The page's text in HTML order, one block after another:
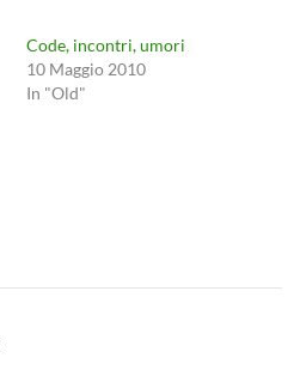
Code, incontri, umori
10 Maggio 2010
In "Old"